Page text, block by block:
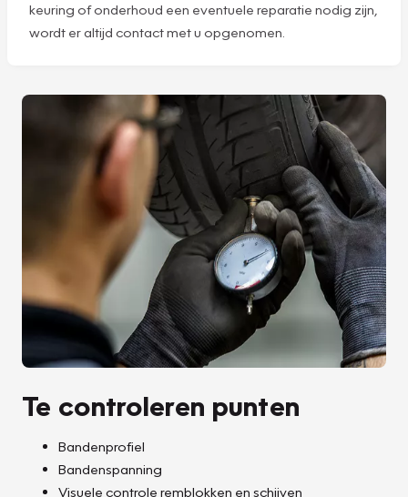
keuring of onderhoud een eventuele reparatie nodig zijn,
wordt er altijd contact met u opgenomen.
Te controleren punten
Bandenprofiel
Bandenspanning
Visuele controle remblokken en schijven